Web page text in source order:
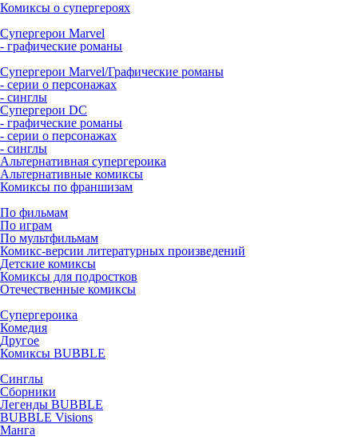
Комиксы о супергероях
Супергерои Marvel
- графические романы
Супергерои Marvel/Графические романы
- серии о персонажах
- синглы
Супергерои DC
- графические романы
- серии о персонажах
- синглы
Альтернативная супергероика
Альтернативные комиксы
Комиксы по франшизам
По фильмам
По играм
По мультфильмам
Комикс-версии литературных произведений
Детские комиксы
Комиксы для подростков
Отечественные комиксы
Супергероика
Комедия
Другое
Комиксы BUBBLE
Синглы
Сборники
Легенды BUBBLE
BUBBLE Visions
Манга